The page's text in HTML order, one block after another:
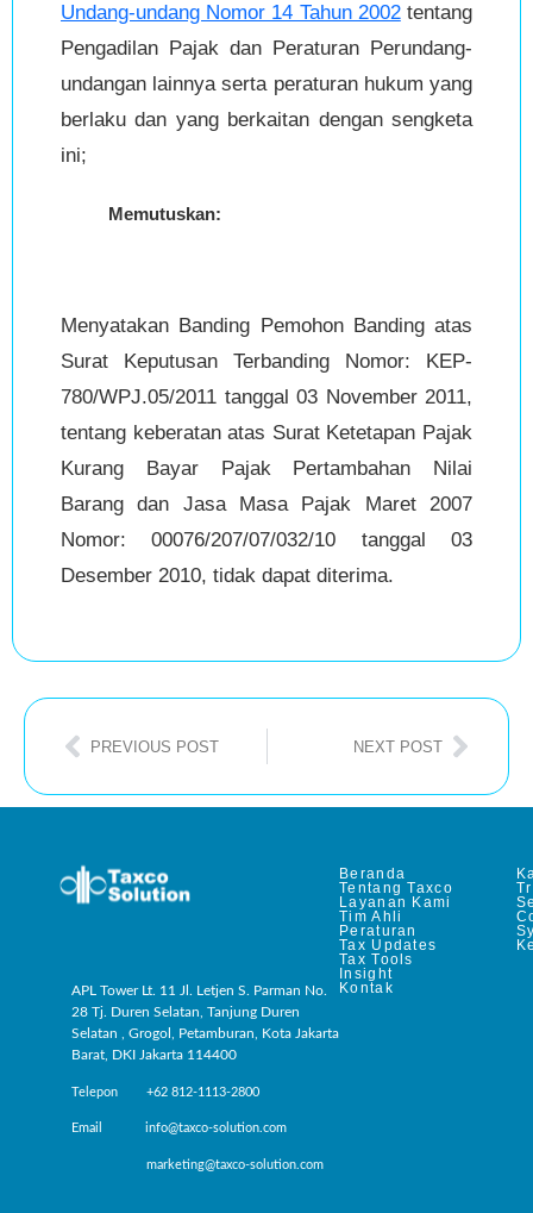
Undang-undang Nomor 14 Tahun 2002tentang
Pengadilan Pajak dan Peraturan Perundang-
undangan lainnya serta peraturan hukum yang
berlaku dan yang berkaitan dengan sengketa
ini;
Memutuskan:
Menyatakan Banding Pemohon Banding atas
Surat Keputusan Terbanding Nomor: KEP-
780/WPJ.05/2011 tanggal 03 November 2011,
tentang keberatan atas Surat Ketetapan Pajak
Kurang Bayar Pajak Pertambahan Nilai
Barang dan Jasa Masa Pajak Maret 2007
Nomor: 00076/207/07/032/10 tanggal 03
Desember 2010, tidak dapat diterima.
PREVIOUS POST NEXT POST
APL Tower Lt. 11 Jl. Letjen S. Parman No.
28 Tj. Duren Selatan, Tanjung Duren
Selatan , Grogol, Petamburan, Kota Jakarta
Barat, DKI Jakarta 114400
Telepon +62 812-1113-2800
Email info@taxco-solution.com
marketing@taxco-solution.com
Beranda
Tentang Taxco
Layanan Kami
Tim Ahli
Peraturan
Tax Updates
Tax Tools
Insight
Kontak